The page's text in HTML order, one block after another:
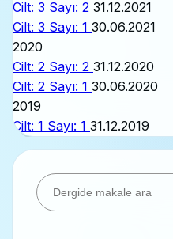
Cilt: 3 Sayı: 2 31.12.2021
Cilt: 3 Sayı: 1 30.06.2021
2020
Cilt: 2 Sayı: 2 31.12.2020
Cilt: 2 Sayı: 1 30.06.2020
2019
Cilt: 1 Sayı: 1 31.12.2019